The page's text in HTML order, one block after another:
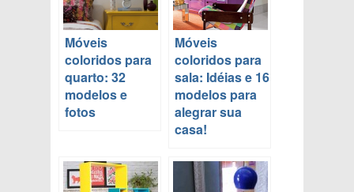
Móveis
coloridos para
quarto: 32
modelos e
fotos
Móveis
coloridos para
sala: Idéias e 16
modelos para
alegrar sua
casa!